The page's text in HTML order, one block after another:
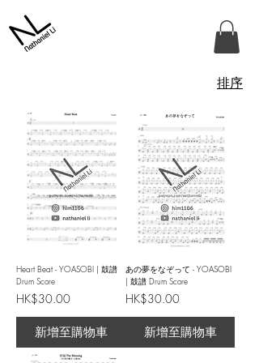
排序
Heart Beat - YOASOBI | 鼓譜
Drum Score
價格
HK$30.00
新增至購物車
あの夢をなぞって - YOASOBI
| 鼓譜 Drum Score
價格
HK$30.00
新增至購物車